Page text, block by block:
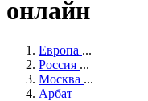
онлайн
Европа ...
Россия ...
Москва ...
Арбат